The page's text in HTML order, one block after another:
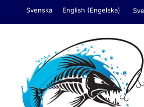
Svenska English (Engelska)